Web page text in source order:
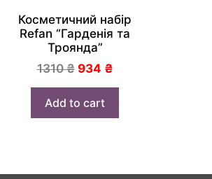
Косметичний набір
Refan “Гарденія та
Троянда”
1310₴ 934 ₴
Add to cart